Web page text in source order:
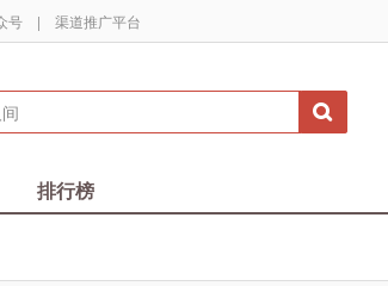
号 | 渠道推广平台
排行榜